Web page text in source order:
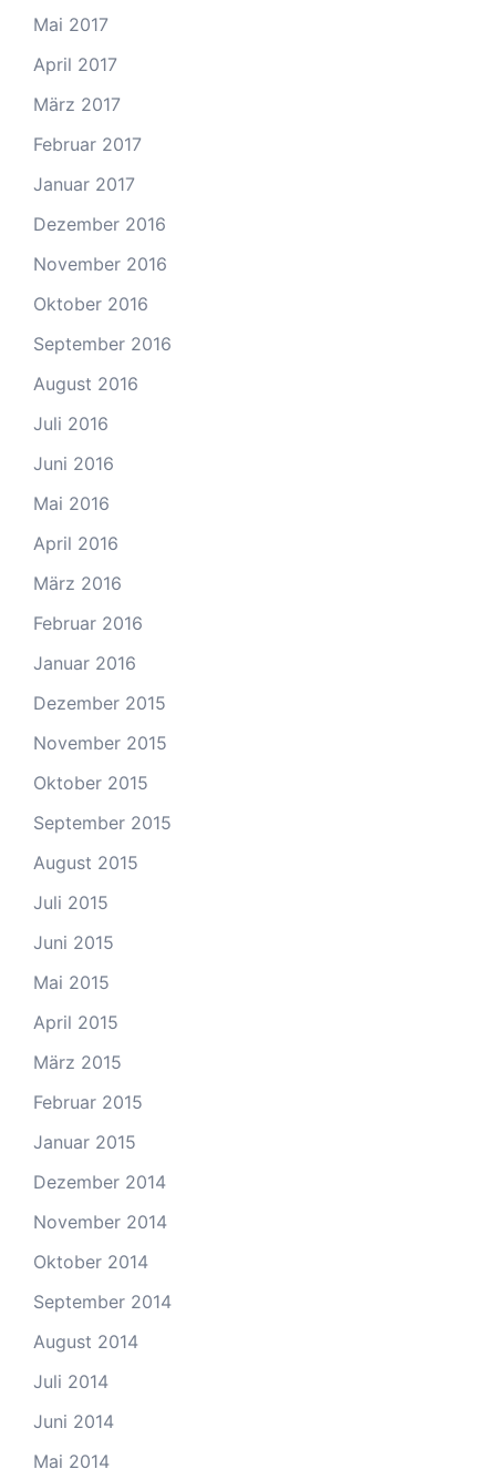
Mai 2017
April 2017
März 2017
Februar 2017
Januar 2017
Dezember 2016
November 2016
Oktober 2016
September 2016
August 2016
Juli 2016
Juni 2016
Mai 2016
April 2016
März 2016
Februar 2016
Januar 2016
Dezember 2015
November 2015
Oktober 2015
September 2015
August 2015
Juli 2015
Juni 2015
Mai 2015
April 2015
März 2015
Februar 2015
Januar 2015
Dezember 2014
November 2014
Oktober 2014
September 2014
August 2014
Juli 2014
Juni 2014
Mai 2014